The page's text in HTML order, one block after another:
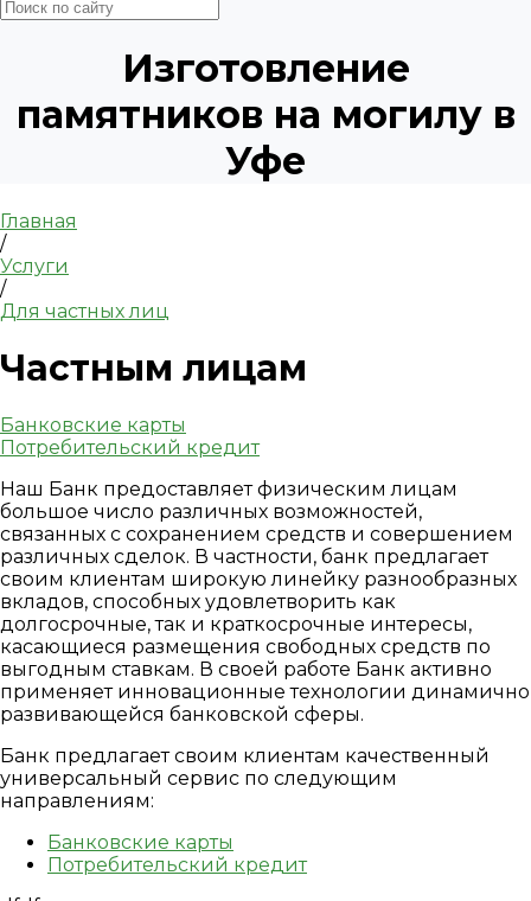
Изготовление
памятников на могилу в
Уфе
Главная
/
Услуги
/
Для частных лиц
Частным лицам
Банковские карты
Потребительский кредит
Наш Банк предоставляет физическим лицам
большое число различных возможностей,
связанных с сохранением средств и совершением
различных сделок. В частности, банк предлагает
своим клиентам широкую линейку разнообразных
вкладов, способных удовлетворить как
долгосрочные, так и краткосрочные интересы,
касающиеся размещения свободных средств по
выгодным ставкам. В своей работе Банк активно
применяет инновационные технологии динамично
развивающейся банковской сферы.
Банк предлагает своим клиентам качественный
универсальный сервис по следующим
направлениям:
Банковские карты
Потребительский кредит